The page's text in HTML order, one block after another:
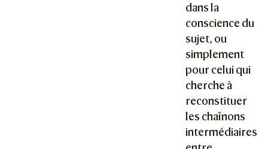
dans la
conscience du
sujet, ou
simplement
pour celui qui
cherche à
reconstituer
les chaînons
intermédiaires